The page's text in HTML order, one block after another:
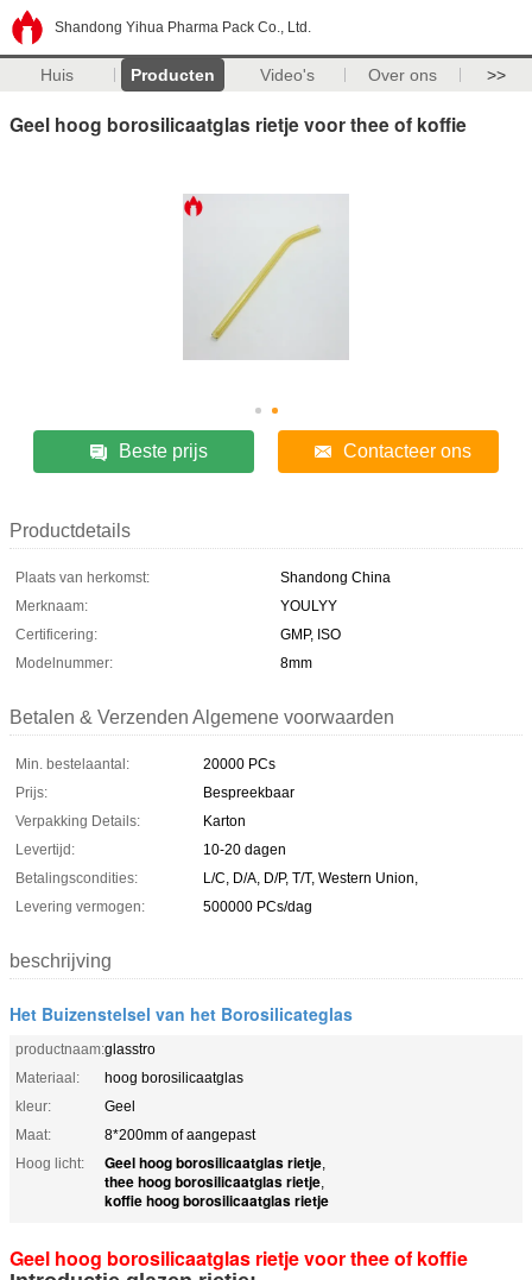
Shandong Yihua Pharma Pack Co., Ltd.
Huis Producten Video's Over ons >>
Geel hoog borosilicaatglas rietje voor thee of koffie
Beste prijs Contacteer ons
Productdetails
Plaats van herkomst:
Shandong China
Merknaam:
YOULYY
Certificering:
GMP, ISO
Modelnummer:
8mm
Betalen & Verzenden Algemene voorwaarden
Min. bestelaantal:
20000 PCs
Prijs:
Bespreekbaar
Verpakking Details:
Karton
Levertijd:
10-20 dagen
Betalingscondities:
L/C, D/A, D/P, T/T, Western Union,
Levering vermogen:
500000 PCs/dag
beschrijving
Het Buizenstelsel van het Borosilicateglas
productnaam:glasstro
Materiaal:
hoog borosilicaatglas
kleur:
Geel
Maat:
8*200mm of aangepast
Hoog licht:
Geel hoog borosilicaatglas rietje,
thee hoog borosilicaatglas rietje,
koffie hoog borosilicaatglas rietje
Geel hoog borosilicaatglas rietje voor thee of koffie